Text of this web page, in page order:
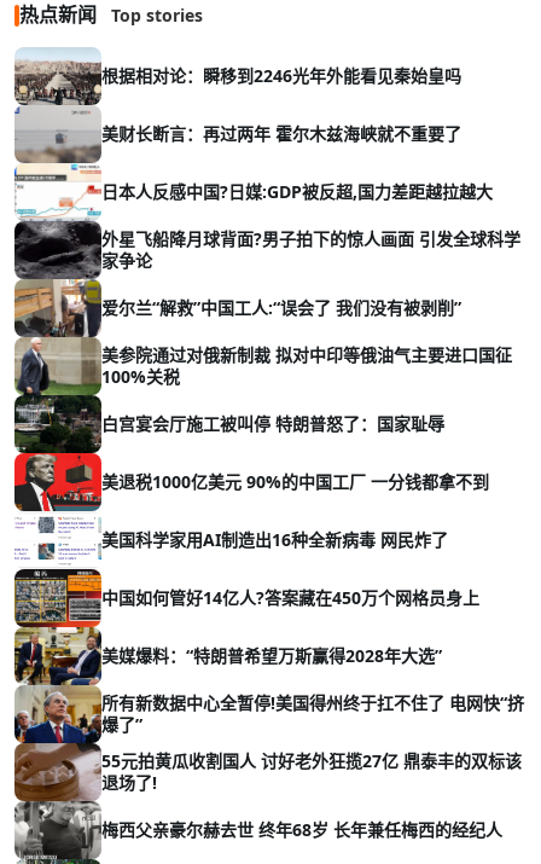
热点新闻 Top stories
根据相对论：瞬移到2246光年外能看见秦始皇吗
美财长断言：再过两年 霍尔木兹海峡就不重要了
日本人反感中国?日媒:GDP被反超,国力差距越拉越大
外星飞船降月球背面?男子拍下的惊人画面 引发全球科学
家争论
爱尔兰“解救”中国工人:“误会了 我们没有被剥削”
美参院通过对俄新制裁 拟对中印等俄油气主要进口国征
100%关税
白宫宴会厅施工被叫停 特朗普怒了：国家耻辱
美退税1000亿美元 90%的中国工厂 一分钱都拿不到
美国科学家用AI制造出16种全新病毒 网民炸了
中国如何管好14亿人?答案藏在450万个网格员身上
美媒爆料：“特朗普希望万斯赢得2028年大选”
所有新数据中心全暂停!美国得州终于扛不住了 电网快“挤
爆了”
55元拍黄瓜收割国人 讨好老外狂揽27亿 鼎泰丰的双标该
退场了!
梅西父亲豪尔赫去世 终年68岁 长年兼任梅西的经纪人